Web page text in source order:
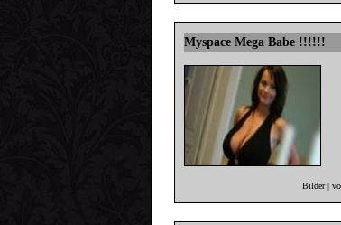
Myspace Mega Babe !!!!!!
Bilder |